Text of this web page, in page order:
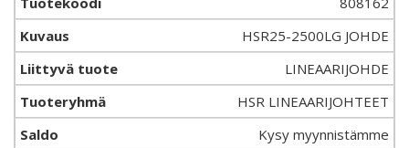
HSR25-2500LG JOHDE
LINEAARIJOHDE
HSR LINEAARIJOHTEET
Kysy myynnistämme